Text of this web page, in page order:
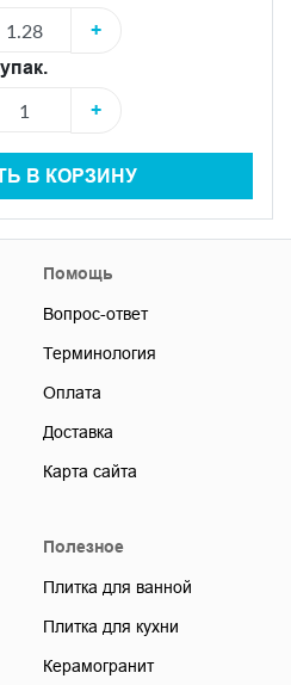
+
упак.
+
В КОРЗИНУ
Помощь
Вопрос-ответ
Терминология
Оплата
Доставка
Карта сайта
Полезное
Плитка для ванной
Плитка для кухни
Керамогранит